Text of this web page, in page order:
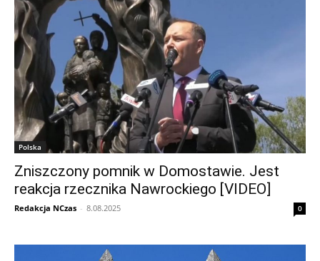
Polska
Zniszczony pomnik w Domostawie. Jest
reakcja rzecznika Nawrockiego [VIDEO]
Redakcja NCzas - 8.08.2025 0